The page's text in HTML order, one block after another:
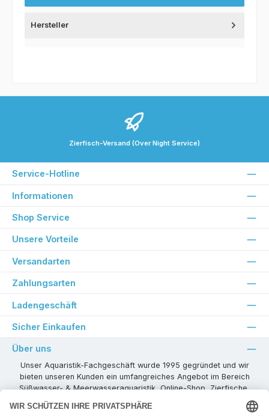
Hersteller
Zierfisch-Versand (Over Night Service)
Service-Hotline
Informationen
Shop Service
Unsere Vorteile
Versandarten
Zahlungsarten
Ladengeschäft
Sicher Einkaufen
Über uns
Unser Aquaristik-Fachgeschäft wurde 1995 gegründet und wir
bieten unseren Kunden ein umfangreiches Angebot im Bereich
Süßwasser- & Meerwasseraquaristik, Online-Shop, Zierfische,
Pflanzen, Aquarienkombinationen, Technikzubehör usw. ! Als
kompetenter Aquaristik-Fachhandelspartner stehen wir Ihnen für